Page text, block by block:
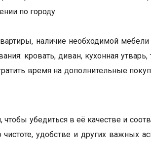
по городу.
наличие необходимой мебели
кровать, диван, кухонная утварь,
время на дополнительные
чтобы убедиться в её качестве и
удобстве и других важных